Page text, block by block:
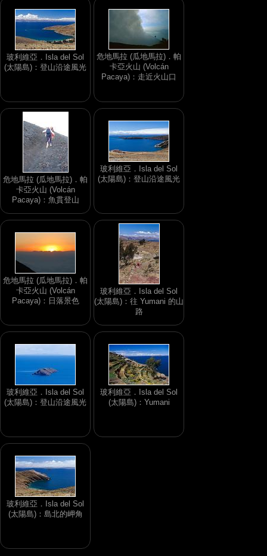
玻利維亞．Isla del Sol
(太陽島)：登山沿途風光
危地馬拉 (瓜地馬拉)．帕
卡亞火山 (Volcán
Pacaya)：走近火山口
危地馬拉 (瓜地馬拉)．帕
卡亞火山 (Volcán
Pacaya)：魚貫登山
玻利維亞．Isla del Sol
(太陽島)：登山沿途風光
危地馬拉 (瓜地馬拉)．帕
卡亞火山 (Volcán
Pacaya)：日落景色
玻利維亞．Isla del Sol
(太陽島)：往 Yumani 的山
路
玻利維亞．Isla del Sol
(太陽島)：登山沿途風光
玻利維亞．Isla del Sol
(太陽島)：Yumani
玻利維亞．Isla del Sol
(太陽島)：島北的岬角